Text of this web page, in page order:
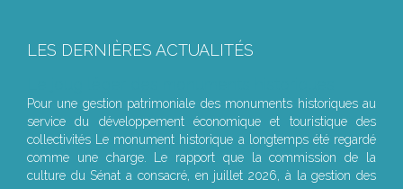
LES DERNIÈRES ACTUALITÉS
Pour une gestion patrimoniale des monuments historiques au
service du développement économique et touristique des
collectivités Le monument historique a longtemps été regardé
comme une charge. Le rapport que la commission de la
culture du Sénat a consacré, en juillet 2026, à la gestion des